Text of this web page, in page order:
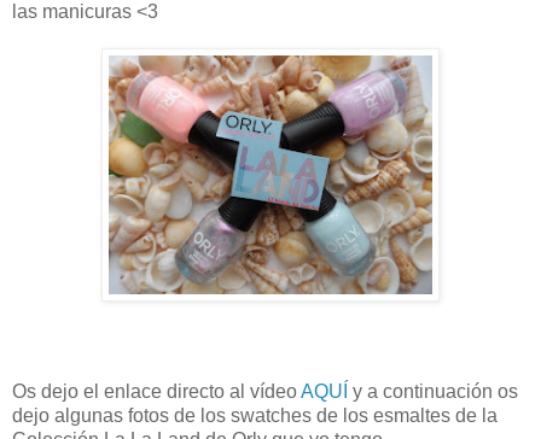
las manicuras <3
Os dejo el enlace directo al vídeoAQUÍ y a continuación os
dejo algunas fotos de los swatches de los esmaltes de la